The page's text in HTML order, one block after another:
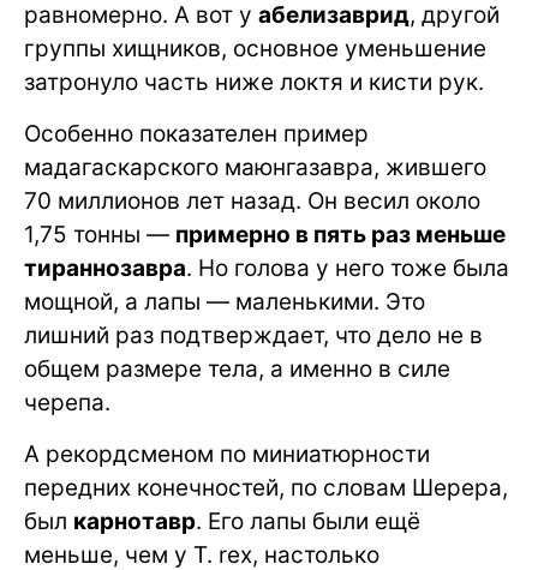
равномерно. А вот у абелизаврид, другой
группы хищников, основное уменьшение
затронуло часть ниже локтя и кисти рук.
Особенно показателен пример
мадагаскарского маюнгазавра, жившего
70 миллионов лет назад. Он весил около
1,75 тонны — примерно в пять раз меньше
тираннозавра. Но голова у него тоже была
мощной, а лапы — маленькими. Это
лишний раз подтверждает, что дело не в
общем размере тела, а именно в силе
черепа.
А рекордсменом по миниатюрности
передних конечностей, по словам Шерера,
был карнотавр. Его лапы были ещё
меньше, чем у T. rex, настолько